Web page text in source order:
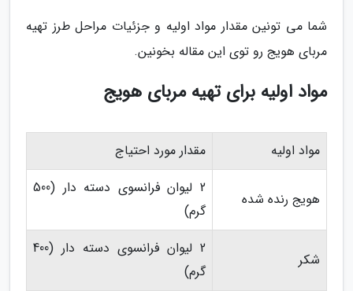
شما می تونین مقدار مواد اولیه و جزئیات مراحل طرز تهیه
مربای هویج رو توی این مقاله بخونین.
مواد اولیه برای تهیه مربای هویج
مواد اولیه مقدار مورد احتیاج
هویج رنده شده
2 لیوان فرانسوی دسته دار (500
گرم)
شکر
2 لیوان فرانسوی دسته دار (400
گرم)